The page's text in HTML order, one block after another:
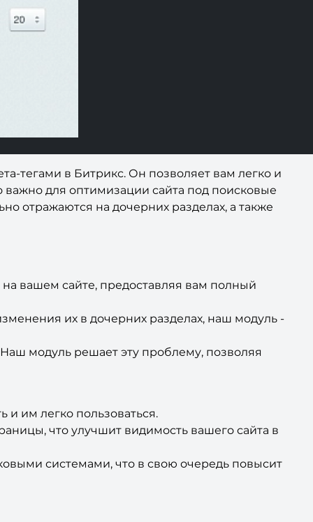
тегами в Битрикс. Он позволяет вам легко и
важно для оптимизации сайта под поисковые
отражаются на дочерних разделах, а также
вашем сайте, предоставляя вам полный
их в дочерних разделах, наш модуль -
модуль решает эту проблему, позволяя
и им легко пользоваться.
что улучшит видимость вашего сайта в
системами, что в свою очередь повысит